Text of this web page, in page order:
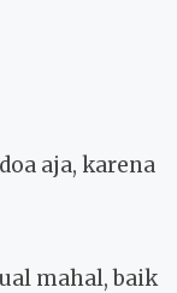
aja, karena
mahal, baik